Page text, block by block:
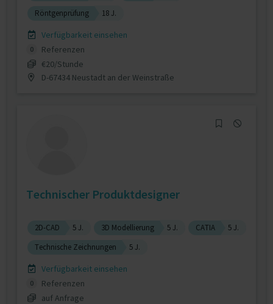
Röntgenprüfung
18 J.
Verfügbarkeit einsehen
0
Referenzen
€20/Stunde
D-67434 Neustadt an der Weinstraße
Technischer Produktdesigner
2D-CAD 5 J. 3D Modellierung 5 J. CATIA
5 J.
Technische Zeichnungen
5 J.
Verfügbarkeit einsehen
0
Referenzen
auf Anfrage